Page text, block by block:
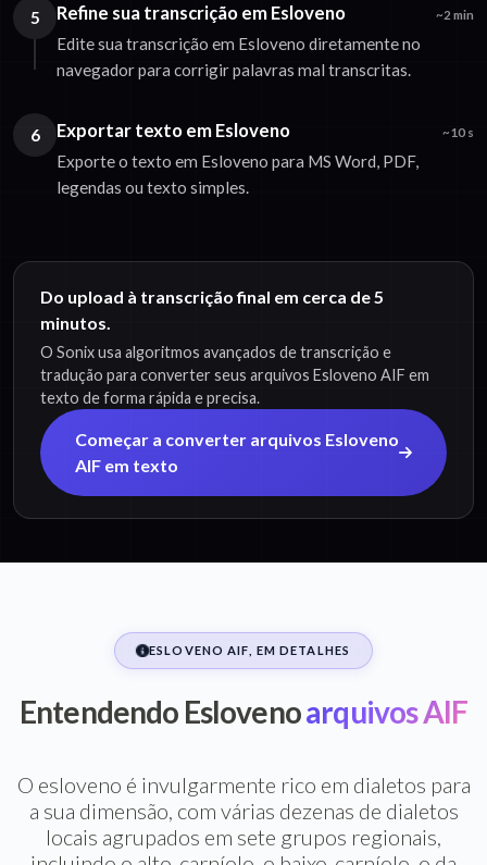
5 Refine sua transcrição em Esloveno ~2 min
Edite sua transcrição em Esloveno diretamente no
navegador para corrigir palavras mal transcritas.
6 Exportar texto em Esloveno ~10 s
Exporte o texto em Esloveno para MS Word, PDF,
legendas ou texto simples.
Do upload à transcrição final em cerca de 5
minutos.
O Sonix usa algoritmos avançados de transcrição e
tradução para converter seus arquivos Esloveno AIF em
texto de forma rápida e precisa.
Começar a converter arquivos Esloveno
AIF em texto
ESLOVENO AIF, EM DETALHES
Entendendo Eslovenoarquivos AIF
O esloveno é invulgarmente rico em dialetos para
a sua dimensão, com várias dezenas de dialetos
locais agrupados em sete grupos regionais,